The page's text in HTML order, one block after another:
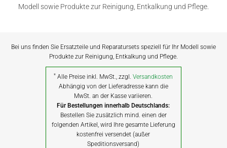
Modell sowie Produkte zur Reinigung, Entkalkung und Pflege.
Bei uns finden Sie Ersatzteile und Reparatursets speziell für Ihr Modell sowie
Produkte zur Reinigung, Entkalkung und Pflege.
* Alle Preise inkl. MwSt., zzgl.Versandkosten
Abhängig von der Lieferadresse kann die
MwSt. an der Kasse variieren.
Für Bestellungen innerhalb Deutschlands:
Bestellen Sie zusätzlich mind. einen der
folgenden Artikel, wird Ihre gesamte Lieferung
kostenfrei versendet (außer
Speditionsversand)